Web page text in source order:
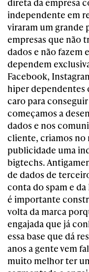
independente em
viraram um grande
empresas que não
dados e não fazem
dependem
Facebook,
hiper dependentes
caro para
começamos a
dados e nos
cliente, criamos no
publicidade uma
bigtechs.
de dados de
conta do spam e
é importante
volta da marca
engajada que já
essa base que dá
anos a gente vem
muito melhor ter